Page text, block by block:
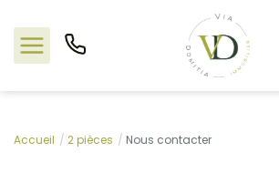
Nos offres
Accueil 2 pièces Nous contacter